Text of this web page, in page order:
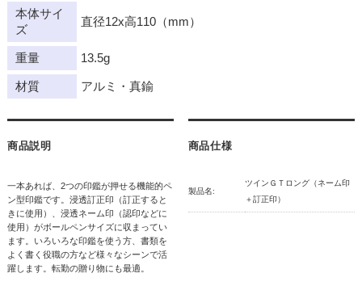
本体サイ
ズ
直径12x高110（mm）
重量 13.5g
材質 アルミ・真鍮
商品説明
一本あれば、2つの印鑑が押せる機能的ペ
ン型印鑑です。浸透訂正印（訂正すると
きに使用）、浸透ネーム印（認印などに
使用）がボールペンサイズに収まってい
ます。いろいろな印鑑を使う方、書類を
よく書く役職の方など様々なシーンで活
躍します。転勤の贈り物にも最適。
商品仕様
製品名:
ツインＧＴロング（ネーム印
＋訂正印）